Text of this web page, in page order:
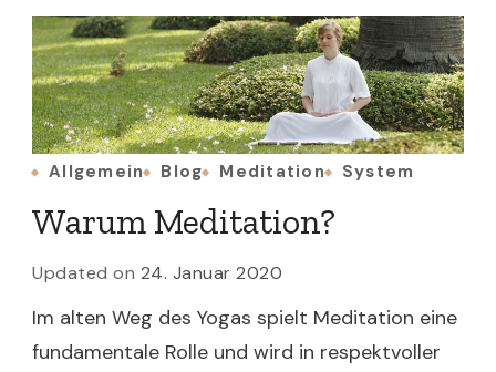
Allgemein Blog Meditation System
Warum Meditation?
Updated on 24. Januar 2020
Im alten Weg des Yogas spielt Meditation eine
fundamentale Rolle und wird in respektvoller